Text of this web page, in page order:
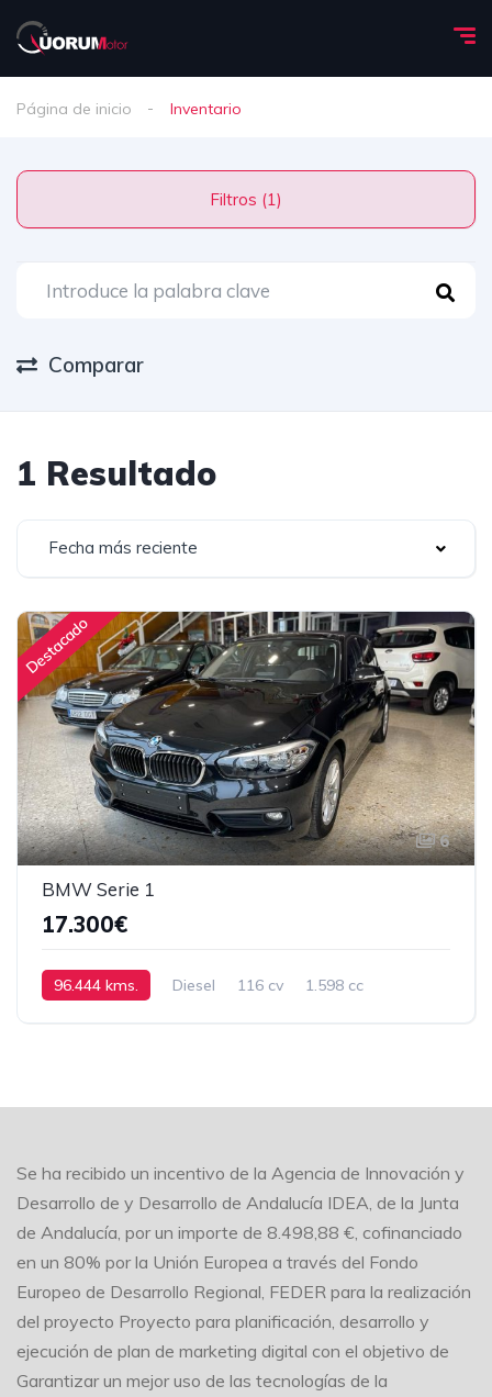
Página de inicio Inventario
Filtros (1)
Comparar
1 Resultado
Fecha más reciente
Destacado
6
BMW Serie 1
17.300€
96.444 kms. Diesel 116 cv
1.598 cc
Se ha recibido un incentivo de la Agencia de Innovación y
Desarrollo de y Desarrollo de Andalucía IDEA, de la Junta
de Andalucía, por un importe de 8.498,88 €, cofinanciado
en un 80% por la Unión Europea a través del Fondo
Europeo de Desarrollo Regional, FEDER para la realización
del proyecto Proyecto para planificación, desarrollo y
ejecución de plan de marketing digital con el objetivo de
Garantizar un mejor uso de las tecnologías de la